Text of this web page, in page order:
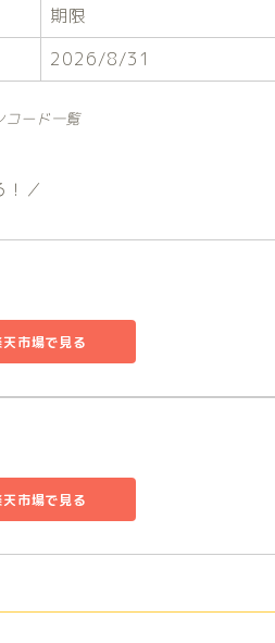
期限
2026/8/31
コード一覧
／
天市場で見る
天市場で見る